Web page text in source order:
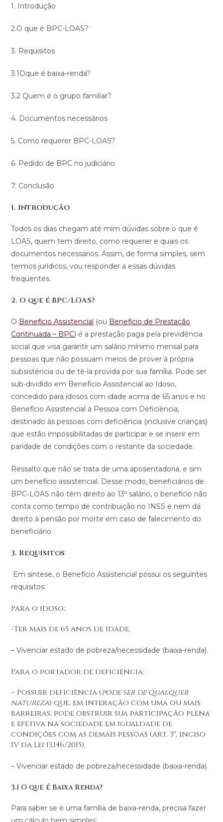
1. Introdução
2.O que é BPC-LOAS?
3. Requisitos
3.1Oque é baixa-renda?
3.2 Quem é o grupo familiar?
4. Documentos necessários
5. Como requerer BPC-LOAS?
6. Pedido de BPC no judiciário
7. Conclusão
1. Introdução
Todos os dias chegam até mim dúvidas sobre o que é
LOAS, quem tem direito, como requerer e quais os
documentos necessários. Assim, de forma simples, sem
termos jurídicos, vou responder a essas dúvidas
frequentes.
2. O que é BPC/LOAS?
O Benefício Assistencial (ou Benefício de Prestação
Continuada – BPC) é a prestação paga pela previdência
social que visa garantir um salário mínimo mensal para
pessoas que não possuam meios de prover à própria
subsistência ou de tê-la provida por sua família. Pode ser
sub-dividido em Benefício Assistencial ao Idoso,
concedido para idosos com idade acima de 65 anos e no
Benefício Assistencial à Pessoa com Deficiência,
destinado às pessoas com deficiência (inclusive crianças)
que estão impossibilitadas de participar e se inserir em
paridade de condições com o restante da sociedade.
Ressalto que não se trata de uma aposentadoria, e sim
um benefício assistencial. Desse modo, beneficiários de
BPC-LOAS não têm direito ao 13º salário, o benefício não
conta como tempo de contribuição no INSS e nem dá
direito à pensão por morte em caso de falecimento do
beneficiário.
3. Requisitos
Em síntese, o Benefício Assistencial possui os seguintes
requisitos:
Para o idoso:
-Ter mais de 65 anos de idade.
– Vivenciar estado de pobreza/necessidade (baixa-renda).
Para o portador de deficiência:
– Possuir deficiência (pode ser de qualquer
natureza) que, em interação com uma ou mais
barreiras, pode obstruir sua participação plena
e efetiva na sociedade em igualdade de
condições com as demais pessoas (art. 3º, inciso
IV da Lei 13.146/2015).
– Vivenciar estado de pobreza/necessidade (baixa-renda).
3.1 O que é Baixa Renda?
Para saber se é uma família de baixa-renda, precisa fazer